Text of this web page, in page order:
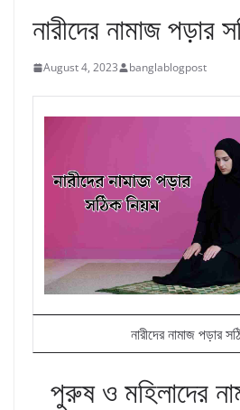
নারীদের নামাজ পড়ার
August 4, 2023 banglablogpost
নারীদের নামাজ পড়ার
পুরুষ ও মহিলাদের